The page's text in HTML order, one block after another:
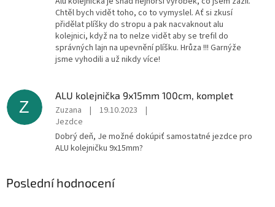
Chtěl bych vidět toho, co to vymyslel. Ať si zkusí
přidělat plíšky do stropu a pak nacvaknout alu
kolejnici, když na to nelze vidět aby se trefil do
správných lajn na upevnění plíšku. Hrůza !!! Garnýže
jsme vyhodili a už nikdy více!
Z
ALU kolejnička 9x15mm 100cm, komplet
Zuzana | 19.10.2023
|
Jezdce
Dobrý deň, Je možné dokúpiť samostatné jezdce pro
ALU kolejničku 9x15mm?
Poslední hodnocení